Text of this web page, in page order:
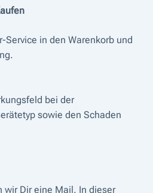
Service in den Warenkorb und
bei der
sowie den Schaden
wir Dir eine Mail. In dieser